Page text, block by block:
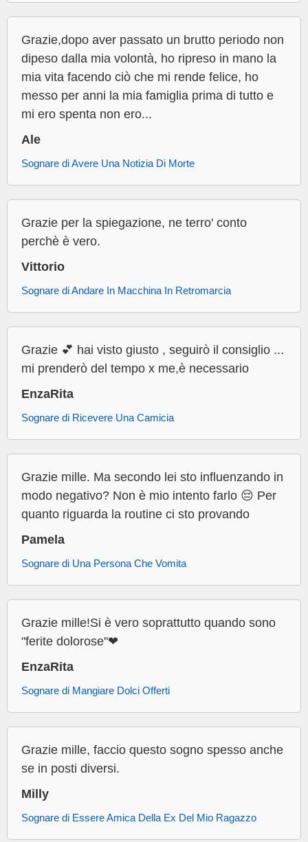
Grazie,dopo aver passato un brutto periodo non
dipeso dalla mia volontà, ho ripreso in mano la
mia vita facendo ciò che mi rende felice, ho
messo per anni la mia famiglia prima di tutto e
mi ero spenta non ero...
Ale
Sognare di Avere Una Notizia Di Morte
Grazie per la spiegazione, ne terro' conto
perchè è vero.
Vittorio
Sognare di Andare In Macchina In Retromarcia
Grazie 💕 hai visto giusto , seguirò il consiglio ...
mi prenderò del tempo x me,è necessario
EnzaRita
Sognare di Ricevere Una Camicia
Grazie mille. Ma secondo lei sto influenzando in
modo negativo? Non è mio intento farlo 😔 Per
quanto riguarda la routine ci sto provando
Pamela
Sognare di Una Persona Che Vomita
Grazie mille!Si è vero soprattutto quando sono
"ferite dolorose"❤
EnzaRita
Sognare di Mangiare Dolci Offerti
Grazie mille, faccio questo sogno spesso anche
se in posti diversi.
Milly
Sognare di Essere Amica Della Ex Del Mio Ragazzo